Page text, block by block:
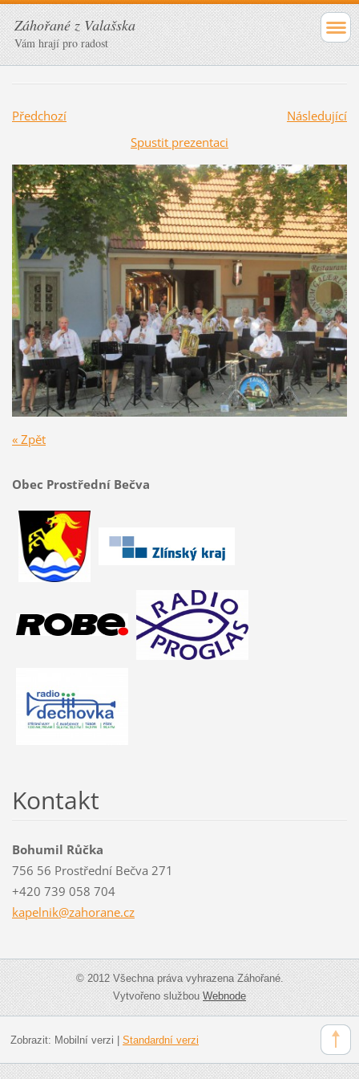
Záhořané z Valašska
Vám hrají pro radost
Předchozí
Následující
Spustit prezentaci
« Zpět
Obec Prostřední Bečva
Kontakt
Bohumil Růčka
756 56 Prostřední Bečva 271
+420 739 058 704
kapelnik@zahorane.cz
© 2012 Všechna práva vyhrazena Záhořané.
Vytvořeno službouWebnode
Zobrazit: Mobilní verzi Standardní verzi